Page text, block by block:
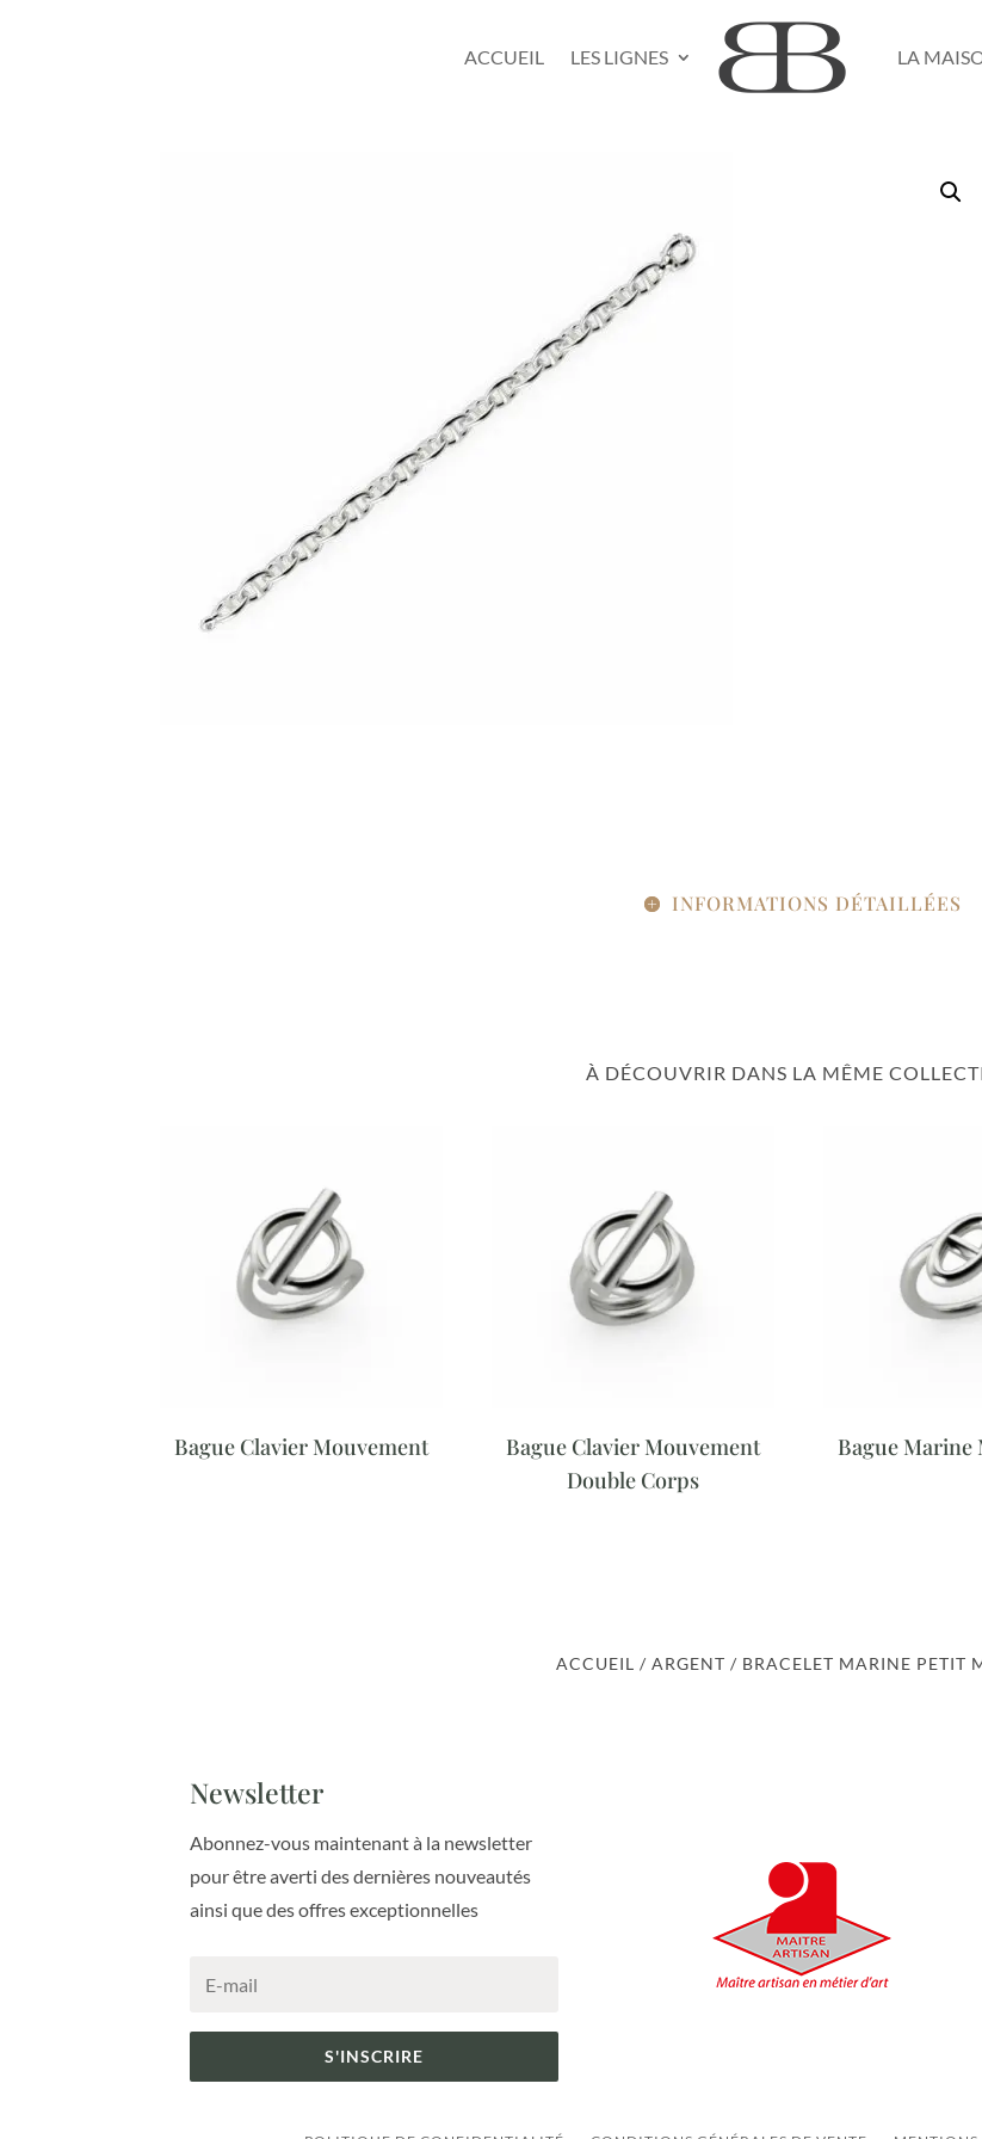
ACCUEIL LES LIGNES LA
INFORMATIONS DÉTAILLÉES
À DÉCOUVRIR DANS LA MÊME
Bague Clavier Mouvement
Bague Clavier Mouvement
Double Corps
Bague Marine
ACCUEIL / ARGENT / BRACELET MARINE PETIT
Newsletter
Abonnez-vous maintenant à la newsletter
pour être averti des dernières nouveautés
ainsi que des offres exceptionnelles
S'INSCRIRE